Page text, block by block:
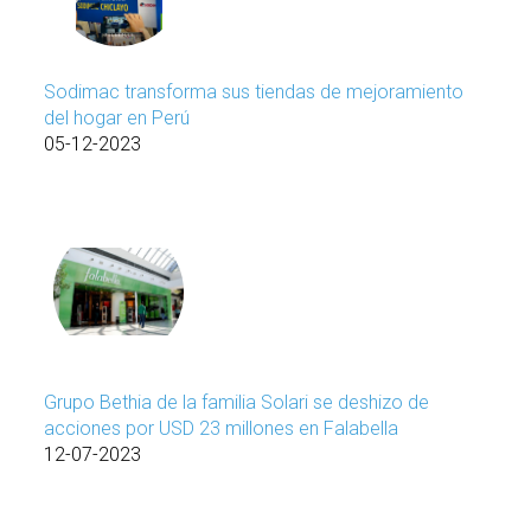
Sodimac transforma sus tiendas de mejoramiento
del hogar en Perú
05-12-2023
Grupo Bethia de la familia Solari se deshizo de
acciones por USD 23 millones en Falabella
12-07-2023